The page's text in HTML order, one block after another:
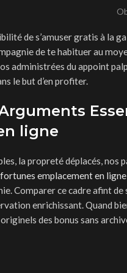
de s’amuser gratis à la
de te habituer au
administrées du appoint
le but d’en profiter.
ligne
la propreté déplacés, nos
emplacement en ligne
Comparer ce cadre afint
enrichissant. Quand
des bonus sans